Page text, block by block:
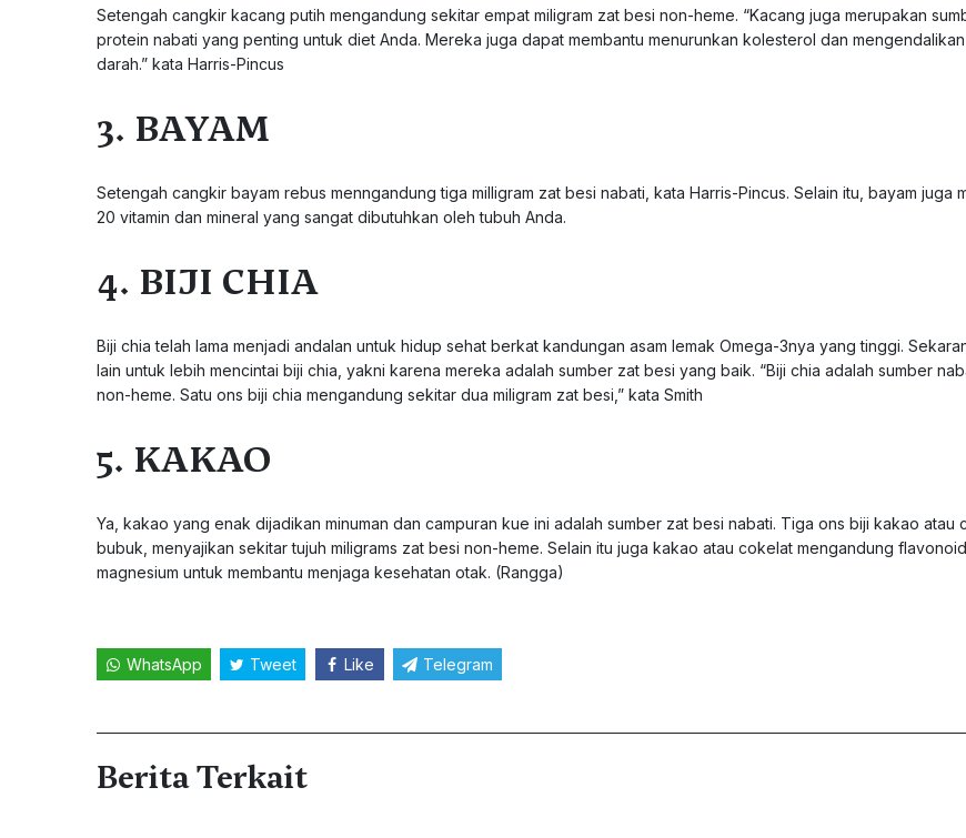
Setengah cangkir kacang putih mengandung sekitar empat miligram zat besi non-heme. “Kacang juga merupakan
protein nabati yang penting untuk diet Anda. Mereka juga dapat membantu menurunkan kolesterol dan
darah.” kata Harris-Pincus
3. BAYAM
Setengah cangkir bayam rebus menngandung tiga milligram zat besi nabati, kata Harris-Pincus. Selain itu, bayam juga
20 vitamin dan mineral yang sangat dibutuhkan oleh tubuh Anda.
4. BIJI CHIA
Biji chia telah lama menjadi andalan untuk hidup sehat berkat kandungan asam lemak Omega-3nya yang tinggi.
lain untuk lebih mencintai biji chia, yakni karena mereka adalah sumber zat besi yang baik. “Biji chia adalah sumber
non-heme. Satu ons biji chia mengandung sekitar dua miligram zat besi,” kata Smith
5. KAKAO
Ya, kakao yang enak dijadikan minuman dan campuran kue ini adalah sumber zat besi nabati. Tiga ons biji kakao atau
bubuk, menyajikan sekitar tujuh miligrams zat besi non-heme. Selain itu juga kakao atau cokelat mengandung
magnesium untuk membantu menjaga kesehatan otak. (Rangga)
WhatsApp Tweet Like Telegram
Berita Terkait